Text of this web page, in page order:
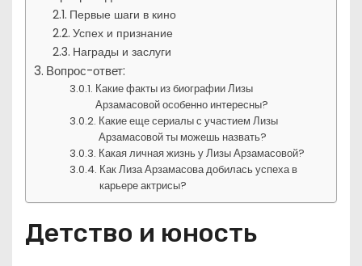
Первые шаги в кино
Успех и признание
Награды и заслуги
Вопрос-ответ:
Какие факты из биографии Лизы
Арзамасовой особенно интересны?
Какие еще сериалы с участием Лизы
Арзамасовой ты можешь назвать?
Какая личная жизнь у Лизы Арзамасовой?
Как Лиза Арзамасова добилась успеха в
карьере актрисы?
Детство и юность